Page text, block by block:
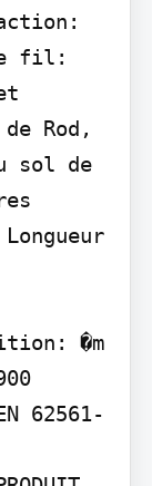
fil:
Rod,
sol de
�m
62561-